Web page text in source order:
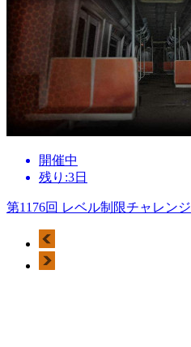
開催中
残り:3日
第1176回 レベル制限チャレンジ